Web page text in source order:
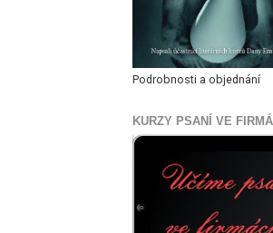
Podrobnosti a objednání
KURZY PSANÍ VE